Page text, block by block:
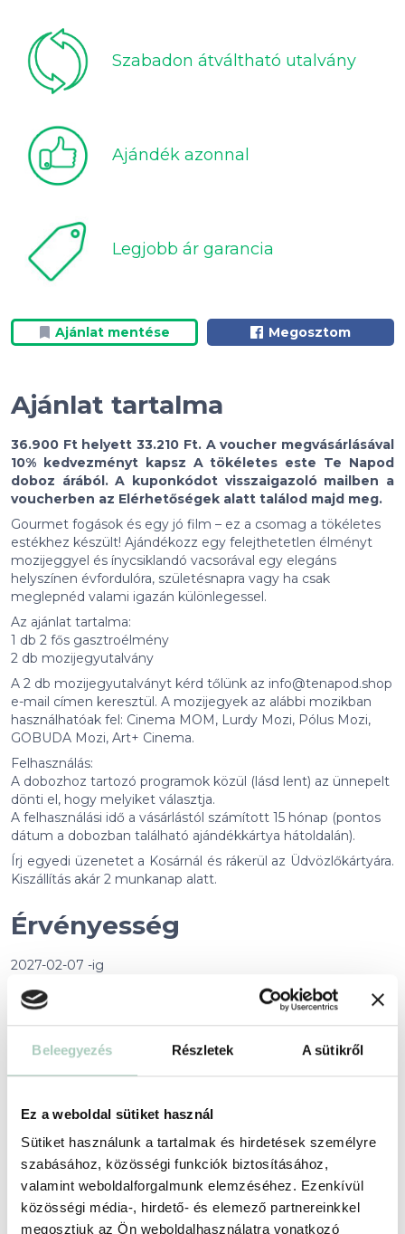
Beleegyezés Részletek A sütikről
Ez a weboldal sütiket használ
Sütiket használunk a tartalmak és hirdetések személyre
szabásához, közösségi funkciók biztosításához,
valamint weboldalforgalmunk elemzéséhez. Ezenkívül
közösségi média-, hirdető- és elemező partnereinkkel
megosztjuk az Ön weboldalhasználatra vonatkozó
Szabadon átváltható utalvány
Ajándék azonnal
Legjobb ár garancia
Ajánlat mentése Megosztom
Ajánlat tartalma
36.900 Ft helyett 33.210 Ft. A voucher megvásárlásával
10% kedvezményt kapsz A tökéletes este Te Napod
doboz árából. A kuponkódot visszaigazoló mailben a
voucherben az Elérhetőségek alatt találod majd meg.
Gourmet fogások és egy jó film – ez a csomag a tökéletes
estékhez készült! Ajándékozz egy felejthetetlen élményt
mozijeggyel és ínycsiklandó vacsorával egy elegáns
helyszínen évfordulóra, születésnapra vagy ha csak
meglepnéd valami igazán különlegessel.
Az ajánlat tartalma:
1 db 2 fős gasztroélmény
2 db mozijegyutalvány
A 2 db mozijegyutalványt kérd tőlünk az info@tenapod.shop
e-mail címen keresztül. A mozijegyek az alábbi mozikban
használhatóak fel: Cinema MOM, Lurdy Mozi, Pólus Mozi,
GOBUDA Mozi, Art+ Cinema.
Felhasználás:
A dobozhoz tartozó programok közül (lásd lent) az ünnepelt
dönti el, hogy melyiket választja.
A felhasználási idő a vásárlástól számított 15 hónap (pontos
dátum a dobozban található ajándékkártya hátoldalán).
Írj egyedi üzenetet a Kosárnál és rákerül az Üdvözlőkártyára.
Kiszállítás akár 2 munkanap alatt.
Érvényesség
2027-02-07 -ig
Foglalási feltételek +
Partnerünkről
Helyszín
Te Napod.shop - A tökéletes este
Kiszállítás országosan 1-2 munkanap alatt